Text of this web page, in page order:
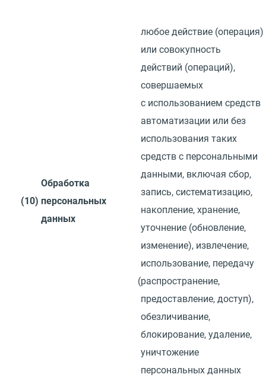
(10)
Обработка
персональных
данных
любое действие (операция)
или совокупность
действий (операций),
совершаемых
с использованием средств
автоматизации или без
использования таких
средств с персональными
данными, включая сбор,
запись, систематизацию,
накопление, хранение,
уточнение (обновление,
изменение), извлечение,
использование, передачу
(распространение,
предоставление, доступ),
обезличивание,
блокирование, удаление,
уничтожение
персональных данных